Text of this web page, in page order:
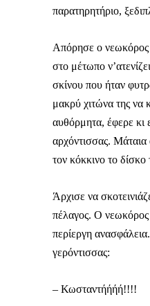
παρατηρητήριο,
Απόρησε ο νεωκόρος
στο μέτωπο
σκίνου που ήταν
μακρύ χιτώνα της να
αυθόρμητα, έφερε κι
αρχόντισσας.
τον κόκκινο το δίσκο
Άρχισε να
πέλαγος. Ο νεωκόρος
περίεργη
γερόντισσας:
– Κωσταντήήήή!!!!